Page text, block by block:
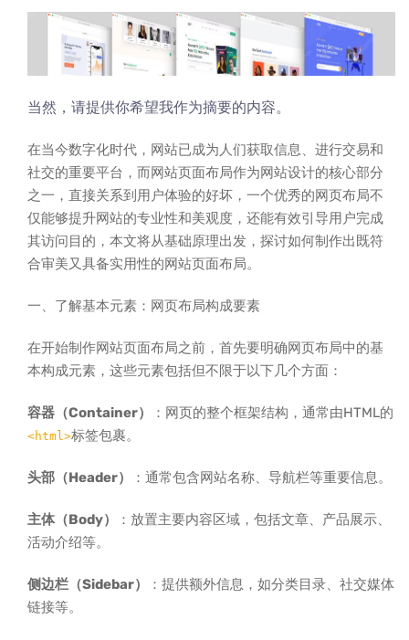
当然，请提供你希望我作为摘要的内容。
在当今数字化时代，网站已成为人们获取信息、进行交易和
社交的重要平台，而网站页面布局作为网站设计的核心部分
之一，直接关系到用户体验的好坏，一个优秀的网页布局不
仅能够提升网站的专业性和美观度，还能有效引导用户完成
其访问目的，本文将从基础原理出发，探讨如何制作出既符
合审美又具备实用性的网站页面布局。
一、了解基本元素：网页布局构成要素
在开始制作网站页面布局之前，首先要明确网页布局中的基
本构成元素，这些元素包括但不限于以下几个方面：
容器（Container） ：网页的整个框架结构，通常由HTML的
<html>标签包裹。
头部（Header） ：通常包含网站名称、导航栏等重要信息。
主体（Body）
：放置主要内容区域，包括文章、产品展示、
活动介绍等。
侧边栏（Sidebar）
：提供额外信息，如分类目录、社交媒体
链接等。